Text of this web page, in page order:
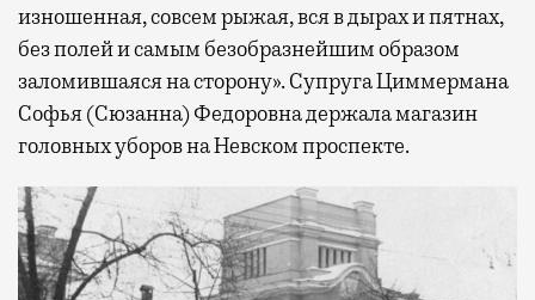
изношенная, совсем рыжая, вся в дырах и пятнах,
без полей и самым безобразнейшим образом
заломившаяся на сторону». Супруга Циммермана
Софья (Сюзанна) Федоровна держала магазин
головных уборов на Невском проспекте.